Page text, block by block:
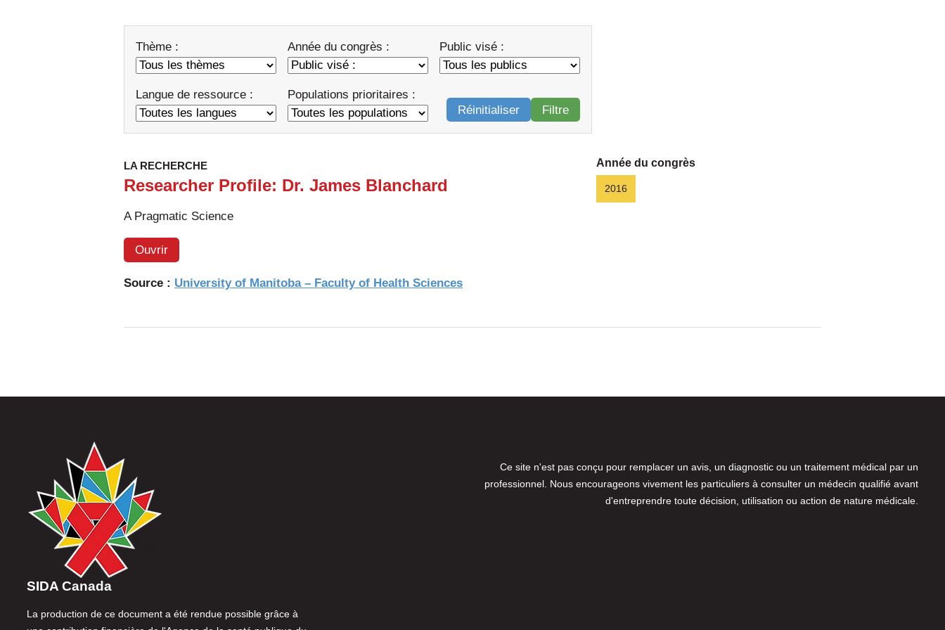
Thème : Année du congrès : Public visé :
Langue de ressource :
Populations prioritaires :
Réinitialiser
Filtre
LA RECHERCHE
Researcher Profile: Dr. James Blanchard
A Pragmatic Science
Ouvrir
Source : University of Manitoba – Faculty of Health Sciences
Année du congrès
2016
SIDA Canada
La production de ce document a été rendue possible grâce à
Ce site n'est pas conçu pour remplacer un avis, un diagnostic ou un traitement médical par un
professionnel. Nous encourageons vivement les particuliers à consulter un médecin qualifié avant
d'entreprendre toute décision, utilisation ou action de nature médicale.